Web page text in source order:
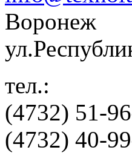
Воронеж
тел.:
(4732) 51-
(4732) 40-